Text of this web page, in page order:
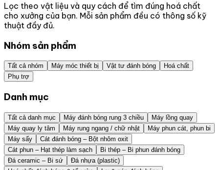
Lọc theo vật liệu và quy cách để tìm đúng hoá chất
cho xưởng của bạn. Mỗi sản phẩm đều có thông số kỹ
thuật đầy đủ.
Nhóm sản phẩm
Tất cả nhóm Máy móc thiết bị Vật tư đánh bóng
Hoá chất
Phụ trợ
Danh mục
Tất cả danh mục Máy đánh bóng rung 3 chiều
Máy lồng quay
Máy quay ly tâm
Máy rung ngang / chữ nhật
Máy phun cát, phun bi
Máy sấy
Cát đánh bóng – Bột nhôm oxit
Cát phun – Hạt thép làm sạch
Bi thép – Bi phun đánh bóng
Đá ceramic – Bi sứ
Đá nhựa (plastic)